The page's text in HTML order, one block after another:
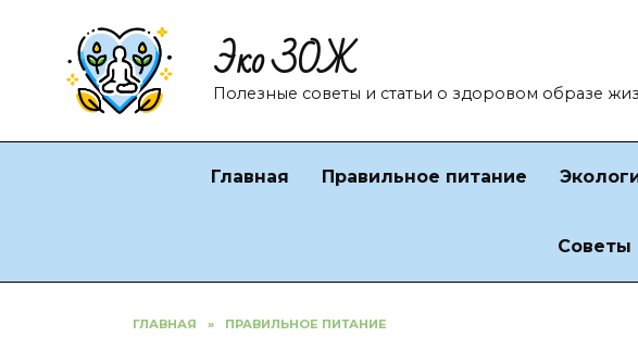
содержанию
Эко ЗОЖ
Полезные советы и статьи о здоровом образе
Главная Правильное питание
Советы
ГЛАВНАЯ » ПРАВИЛЬНОЕ ПИТАНИЕ